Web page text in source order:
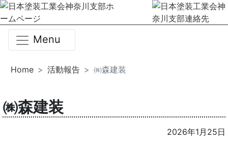
Menu
Home 活動報告 ㈱森建装
㈱森建装
2026年1月25日